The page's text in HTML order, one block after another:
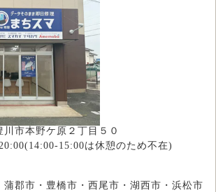
川市本野ケ原２丁目５０
15:00は休憩のため不在)
蒲郡市・豊橋市・西尾市・湖西市・浜松市